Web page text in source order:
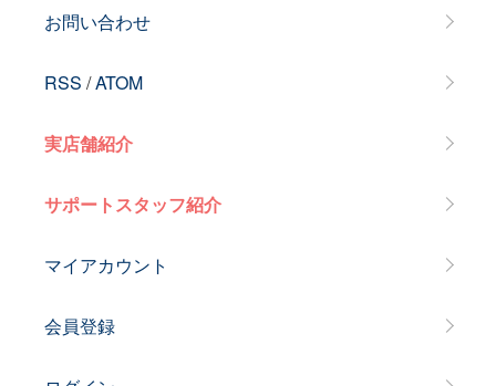
お問い合わせ
RSS /ATOM
実店舗紹介
サポートスタッフ紹介
マイアカウント
会員登録